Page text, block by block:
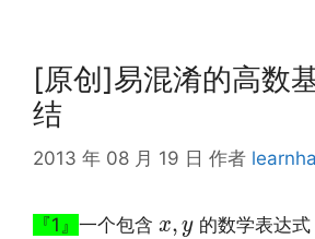
[原创]易混淆的高数
结
2013 年 08 月 19 日 作者
『1』 一个包含 x, y
x y的数学表达式